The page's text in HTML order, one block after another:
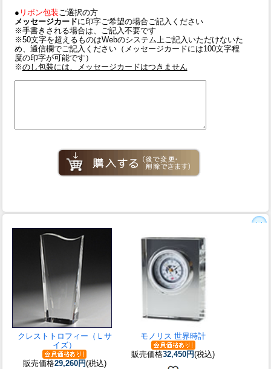
● リボン包装ご選択の方
メッセージカードに印字ご希望の場合ご記入ください
※手書きされる場合は、ご記入不要です
※50文字を超えるものはWebのシステム上ご記入いただけないた
め、通信欄でご記入ください（メッセージカードには100文字程
度の印字が可能です）
※のし包装には、メッセージカードはつきません
クレストトロフィー（Ｌサ
イズ）
販売価格29,260円(税込)
モノリス 世界時計
販売価格32,450円(税込)